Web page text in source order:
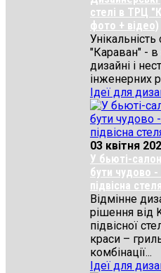
стелі в ТРЦ
фото + відео)
"Караван" -
дизайні і
інженерних
Ідеї для
03 квітня
У бьюті-
бути чудово -
підвісна
Відмінне
рішення від
підвісної
краси –
комбінації...
Ідеї для